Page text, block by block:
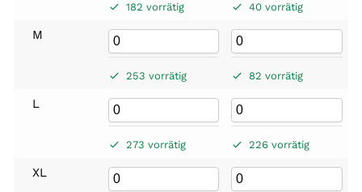
182 vorrätig 40 vorrätig
M
253 vorrätig 82 vorrätig
L
273 vorrätig 226 vorrätig
XL